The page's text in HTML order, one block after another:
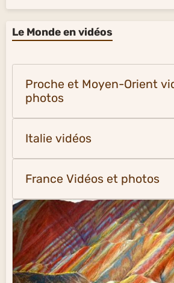
Le Monde en vidéos
Proche et Moyen-Orient
photos
Italie vidéos
France Vidéos et photos